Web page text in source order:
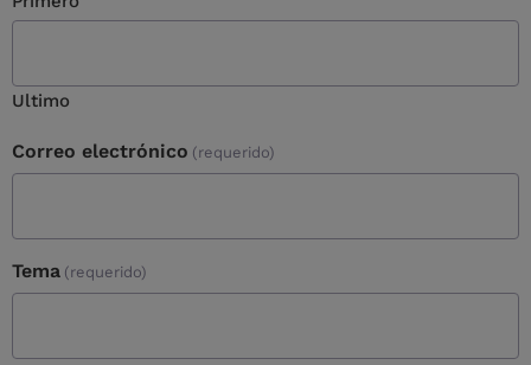
Ultimo
Correo electrónico (requerido)
Tema (requerido)